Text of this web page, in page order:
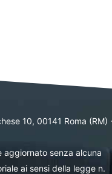
10, 00141 Roma (RM)
aggiornato senza alcuna
ai sensi della legge n.